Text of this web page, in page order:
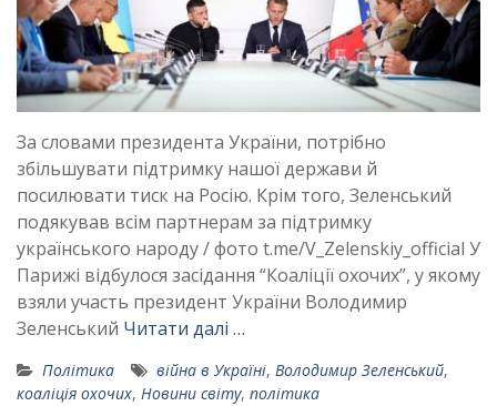
За словами президента України, потрібно
збільшувати підтримку нашої держави й
посилювати тиск на Росію. Крім того, Зеленський
подякував всім партнерам за підтримку
українського народу / фото t.me/V_Zelenskiy_official У
Парижі відбулося засідання “Коаліції охочих”, у якому
взяли участь президент України Володимир
Зеленський Читати далі …
Політика війна в Україні, Володимир Зеленський,
коаліція охочих, Новини світу, політика